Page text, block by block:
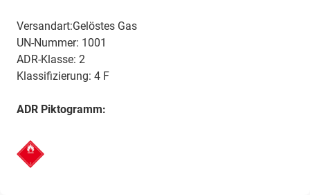
Versandart:Gelöstes Gas
UN-Nummer: 1001
ADR-Klasse: 2
Klassifizierung: 4 F
ADR Piktogramm: